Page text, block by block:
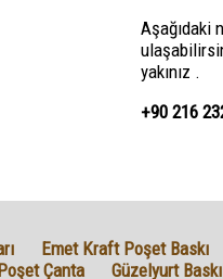
Aşağıdaki
yakınız .
+90 216
Emet Kraft Poşet Baskı
Çanta
Güzelyurt